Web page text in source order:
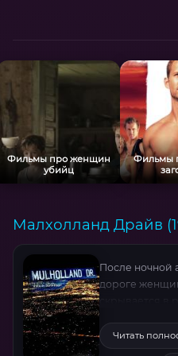
Фильмы про женщин
убийц
Фильмы
Малхолланд Драйв
После ночной
дороге
Голливуд.
Читать